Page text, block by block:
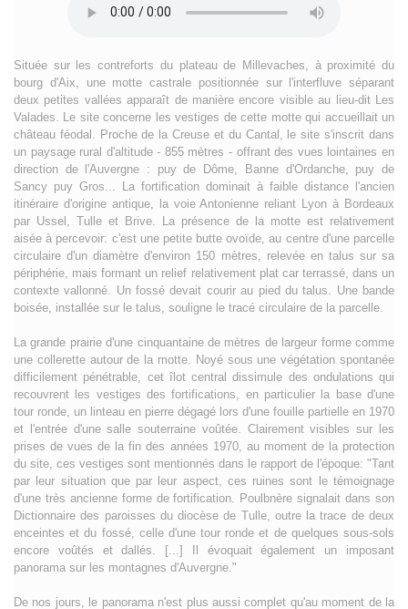
Située sur les contreforts du plateau de Millevaches, à proximité du
bourg d'Aix, une motte castrale positionnée sur l'interfluve séparant
deux petites vallées apparaît de manière encore visible au lieu-dit Les
Valades. Le site concerne les vestiges de cette motte qui accueillait un
château féodal. Proche de la Creuse et du Cantal, le site s'inscrit dans
un paysage rural d'altitude - 855 mètres - offrant des vues lointaines en
direction de l'Auvergne : puy de Dôme, Banne d'Ordanche, puy de
Sancy puy Gros... La fortification dominait à faible distance l'ancien
itinéraire d'origine antique, la voie Antonienne reliant Lyon à Bordeaux
par Ussel, Tulle et Brive. La présence de la motte est relativement
aisée à percevoir: c'est une petite butte ovoïde, au centre d'une parcelle
circulaire d'un diamètre d'environ 150 mètres, relevée en talus sur sa
périphérie, mais formant un relief relativement plat car terrassé, dans un
contexte vallonné. Un fossé devait courir au pied du talus. Une bande
boisée, installée sur le talus, souligne le tracé circulaire de la parcelle.
La grande prairie d'une cinquantaine de mètres de largeur forme comme
une collerette autour de la motte. Noyé sous une végétation spontanée
difficilement pénétrable, cet îlot central dissimule des ondulations qui
recouvrent les vestiges des fortifications, en particulier la base d'une
tour ronde, un linteau en pierre dégagé lors d'une fouille partielle en 1970
et l'entrée d'une salle souterraine voûtée. Clairement visibles sur les
prises de vues de la fin des années 1970, au moment de la protection
du site, ces vestiges sont mentionnés dans le rapport de l'époque: "Tant
par leur situation que par leur aspect, ces ruines sont le témoignage
d'une très ancienne forme de fortification. Poulbnère signalait dans son
Dictionnaire des paroisses du diocèse de Tulle, outre la trace de deux
enceintes et du fossé, celle d'une tour ronde et de quelques sous-sols
encore voûtés et dallés. [...] Il évoquait également un imposant
panorama sur les montagnes d'Auvergne."
De nos jours, le panorama n'est plus aussi complet qu'au moment de la